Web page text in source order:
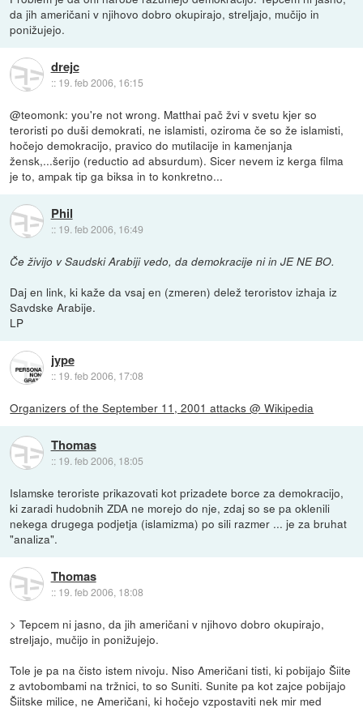
da jih američani v njihovo dobro okupirajo, streljajo, mučijo in
ponižujejo.
drejc
:: 19. feb 2006, 16:15
@teomonk: you're not wrong. Matthai pač žvi v svetu kjer so
teroristi po duši demokrati, ne islamisti, oziroma če so že islamisti,
hočejo demokracijo, pravico do mutilacije in kamenjanja
žensk,...šerijo (reductio ad absurdum). Sicer nevem iz kerga filma
je to, ampak tip ga biksa in to konkretno...
Phil
:: 19. feb 2006, 16:49
Če živijo v Saudski Arabiji vedo, da demokracije ni in JE NE BO.
Daj en link, ki kaže da vsaj en (zmeren) delež teroristov izhaja iz
Savdske Arabije.
LP
jype
:: 19. feb 2006, 17:08
Organizers of the September 11, 2001 attacks @ Wikipedia
Thomas
:: 19. feb 2006, 18:05
Islamske teroriste prikazovati kot prizadete borce za demokracijo,
ki zaradi hudobnih ZDA ne morejo do nje, zdaj so se pa oklenili
nekega drugega podjetja (islamizma) po sili razmer ... je za bruhat
"analiza".
Thomas
:: 19. feb 2006, 18:08
> Tepcem ni jasno, da jih američani v njihovo dobro okupirajo,
streljajo, mučijo in ponižujejo.
Tole je pa na čisto istem nivoju. Niso Američani tisti, ki pobijajo Šiite
z avtobombami na tržnici, to so Suniti. Sunite pa kot zajce pobijajo
Šiitske milice, ne Američani, ki hočejo vzpostaviti nek mir med